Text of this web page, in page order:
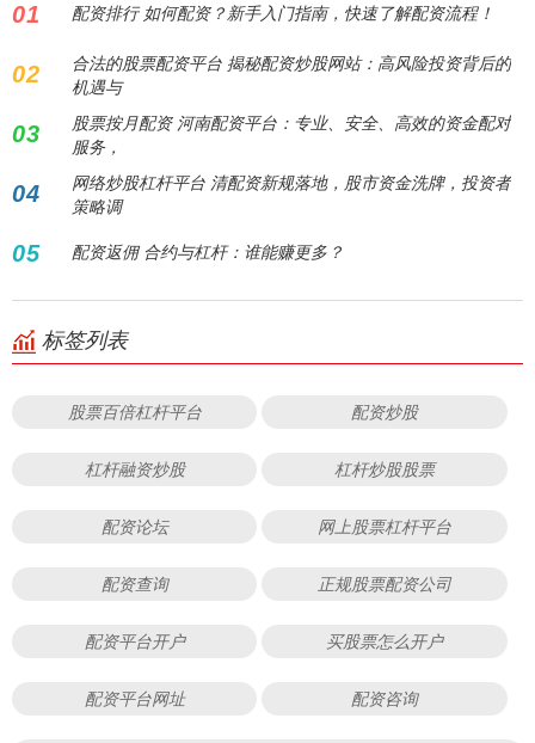
01 配资排行 如何配资？新手入门指南，快速了解配资流程！
02
合法的股票配资平台 揭秘配资炒股网站：高风险投资背后的
机遇与
03
股票按月配资 河南配资平台：专业、安全、高效的资金配对
服务，
04
网络炒股杠杆平台 清配资新规落地，股市资金洗牌，投资者
策略调
05 配资返佣 合约与杠杆：谁能赚更多？
标签列表
股票百倍杠杆平台 配资炒股
杠杆融资炒股 杠杆炒股股票
配资论坛 网上股票杠杆平台
配资查询 正规股票配资公司
配资平台开户 买股票怎么开户
配资平台网址 配资咨询